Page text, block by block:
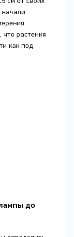
растения
как под
до